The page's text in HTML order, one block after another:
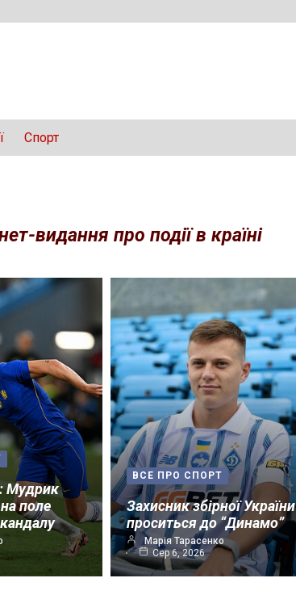
Спорт
видання про події в країні
Мудрик
поле
ВСЕ ПРО СПОРТ
Захисник збірної України
проситься до “Динамо”
Марія Тарасенко
Сер 6, 2026